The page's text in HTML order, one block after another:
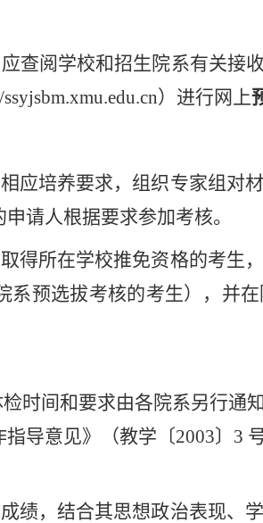
查阅学校和招生院系有关接
）进行网上
应培养要求，组织专家组对
请人根据要求参加考核。
得所在学校推免资格的考生
系预选拔考核的考生），并
时间和要求由各院系另行通
导意见》（教学〔2003〕3
绩，结合其思想政治表现、